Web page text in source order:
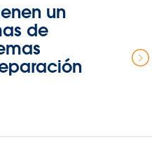
un
de